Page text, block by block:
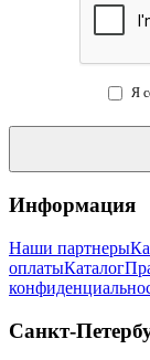
Я
Информация
Наши партнеры
оплатыКаталог
Санкт-